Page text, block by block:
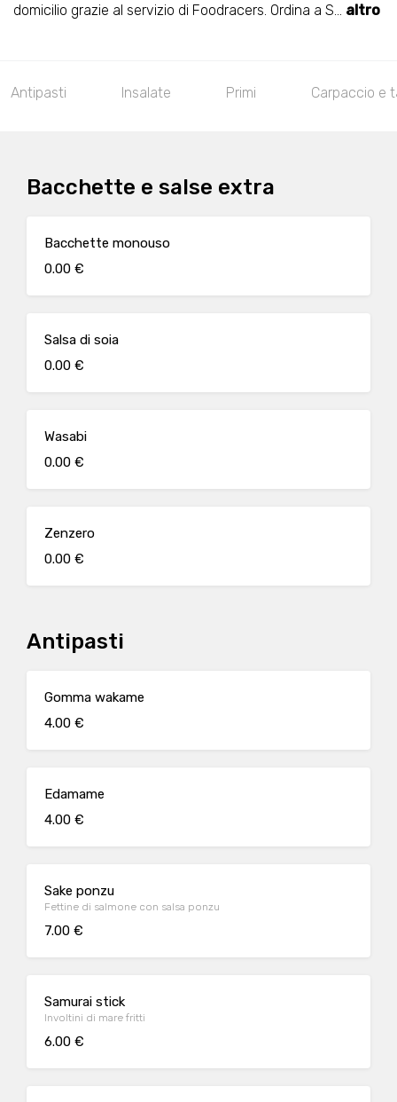
domicilio grazie al servizio di Foodracers. Ordina a S... altro
Antipasti Insalate Primi Carpaccio e
Bacchette e salse extra
Bacchette monouso
0.00 €
Salsa di soia
0.00 €
Wasabi
0.00 €
Zenzero
0.00 €
Antipasti
Gomma wakame
4.00 €
Edamame
4.00 €
Sake ponzu
Fettine di salmone con salsa ponzu
7.00 €
Samurai stick
Involtini di mare fritti
6.00 €